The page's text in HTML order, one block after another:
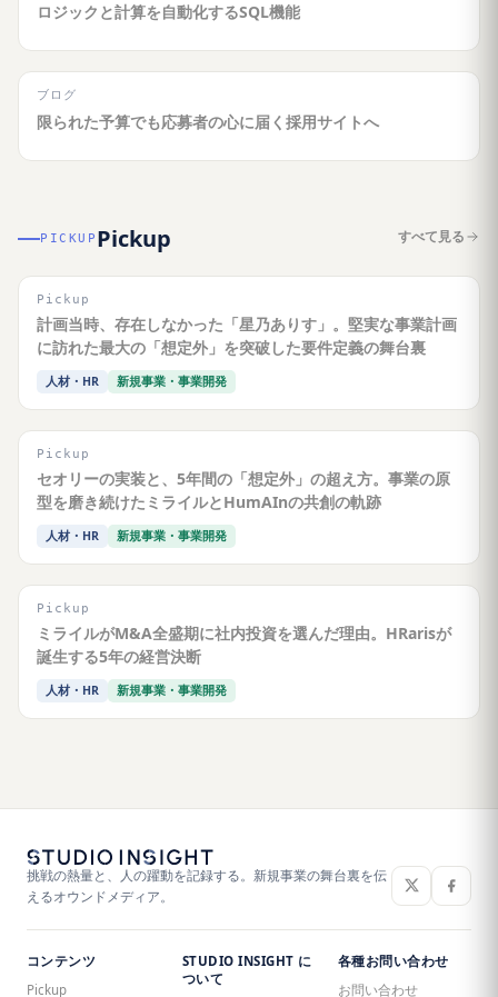
ロジックと計算を自動化するSQL機能
ブログ
限られた予算でも応募者の心に届く採用サイトへ
PICKUP Pickup すべて見る
Pickup
計画当時、存在しなかった「星乃ありす」。堅実な事業計画
に訪れた最大の「想定外」を突破した要件定義の舞台裏
人材・HR 新規事業・事業開発
Pickup
セオリーの実装と、5年間の「想定外」の超え方。事業の原
型を磨き続けたミライルとHumAInの共創の軌跡
人材・HR 新規事業・事業開発
Pickup
ミライルがM&A全盛期に社内投資を選んだ理由。HRarisが
誕生する5年の経営決断
人材・HR 新規事業・事業開発
挑戦の熱量と、人の躍動を記録する。新規事業の舞台裏を伝
えるオウンドメディア。
コンテンツ
Pickup
STUDIO INSIGHT に
ついて
各種お問い合わせ
お問い合わせ